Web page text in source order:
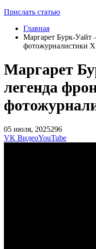
Прислать статью
Главная
Маргарет Бурк-Уайт
фотожурналистики
Маргарет
легенда
05 июля, 2025296
VK ВидеоYouTube